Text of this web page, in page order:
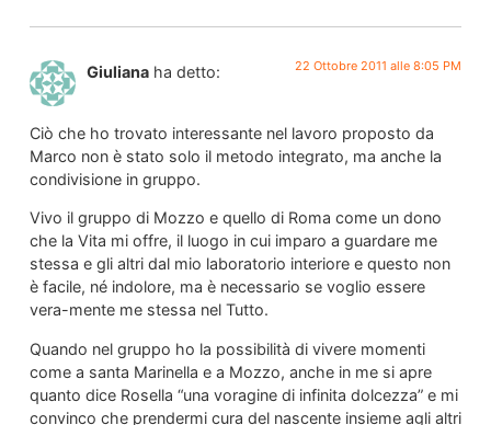
Giuliana ha detto: 22 Ottobre 2011 alle 8:05 PM
Ciò che ho trovato interessante nel lavoro proposto da
Marco non è stato solo il metodo integrato, ma anche la
condivisione in gruppo.
Vivo il gruppo di Mozzo e quello di Roma come un dono
che la Vita mi offre, il luogo in cui imparo a guardare me
stessa e gli altri dal mio laboratorio interiore e questo non
è facile, né indolore, ma è necessario se voglio essere
vera-mente me stessa nel Tutto.
Quando nel gruppo ho la possibilità di vivere momenti
come a santa Marinella e a Mozzo, anche in me si apre
quanto dice Rosella “una voragine di infinita dolcezza” e mi
convinco che prendermi cura del nascente insieme agli altri